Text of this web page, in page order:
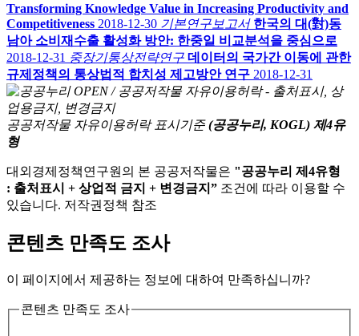
Transforming Knowledge Value in Increasing Productivity and
Competitiveness 2018-12-30 기본연구보고서 한국의 대(對)동
남아 소비재수출 활성화 방안: 한중일 비교분석을 중심으로
2018-12-31 중장기통상전략연구 데이터의 국가간 이동에 관한
규제정책의 통상법적 합치성 제고방안 연구 2018-12-31
공공저작물 자유이용허락 표시기준 (공공누리, KOGL) 제4유
형
대외경제정책연구원의 본 공공저작물은 "공공누리 제4유형
: 출처표시 + 상업적 금지 + 변경금지” 조건에 따라 이용할 수
있습니다. 저작권정책 참조
콘텐츠 만족도 조사
이 페이지에서 제공하는 정보에 대하여 만족하십니까?
콘텐츠 만족도 조사